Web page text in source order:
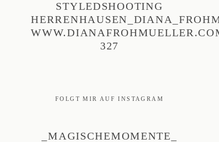
STYLEDSHOOTING
327
FOLGT MIR AUF INSTAGRAM
_MAGISCHEMOMENTE_